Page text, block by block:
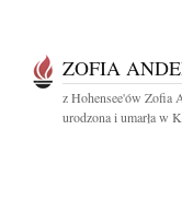
ZOFIA
z Hohensee'ów Zofia
urodzona i umarła w